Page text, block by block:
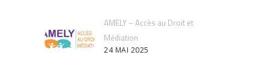
AMELY – Accès au Droit et
Médiation
24 MAI 2025